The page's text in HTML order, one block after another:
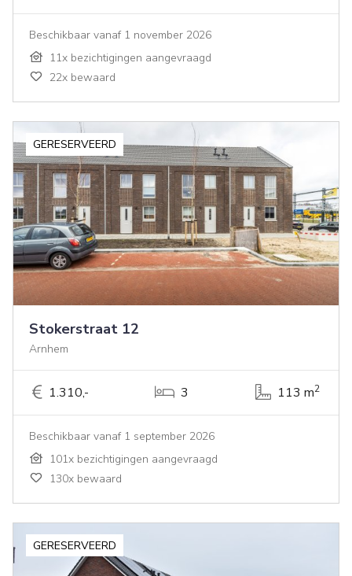
Beschikbaar vanaf 1 november 2026
11x bezichtigingen aangevraagd
22x bewaard
GERESERVEERD
Stokerstraat 12
Arnhem
1.310,- 3 113 m2
Beschikbaar vanaf 1 september 2026
101x bezichtigingen aangevraagd
130x bewaard
GERESERVEERD